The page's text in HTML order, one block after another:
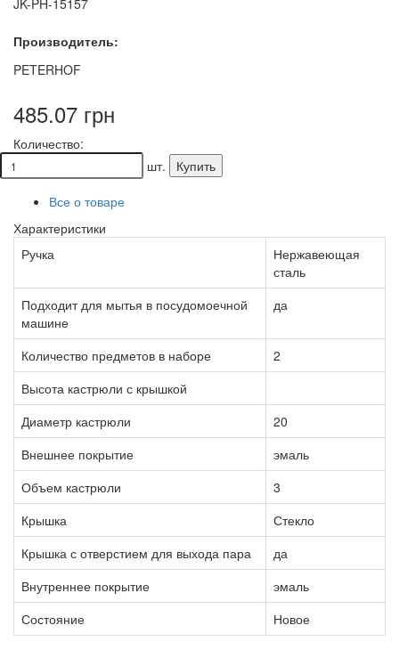
JK-PH-15157
Производитель:
PETERHOF
485.07 грн
Количество:
шт.
Купить
Все о товаре
Характеристики
Ручка
Нержавеющая
сталь
Подходит для мытья в посудомоечной
машине
да
Количество предметов в наборе
2
Высота кастрюли с крышкой
Диаметр кастрюли
20
Внешнее покрытие
эмаль
Объем кастрюли
3
Крышка
Стекло
Крышка с отверстием для выхода пара
да
Внутреннее покрытие
эмаль
Состояние
Новое